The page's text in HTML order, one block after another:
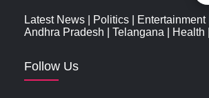
Latest News Politics Entertainment|
Andhra Pradesh
Telangana Health
Follow Us